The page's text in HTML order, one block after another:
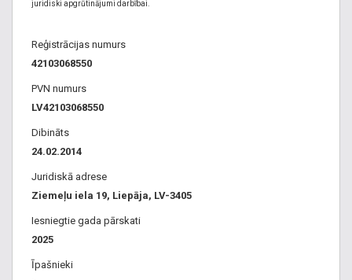
juridiski apgrūtinājumi darbībai.
Reģistrācijas numurs
42103068550
PVN numurs
LV42103068550
Dibināts
24.02.2014
Juridiskā adrese
Ziemeļu iela 19, Liepāja, LV-3405
Iesniegtie gada pārskati
2025
Īpašnieki